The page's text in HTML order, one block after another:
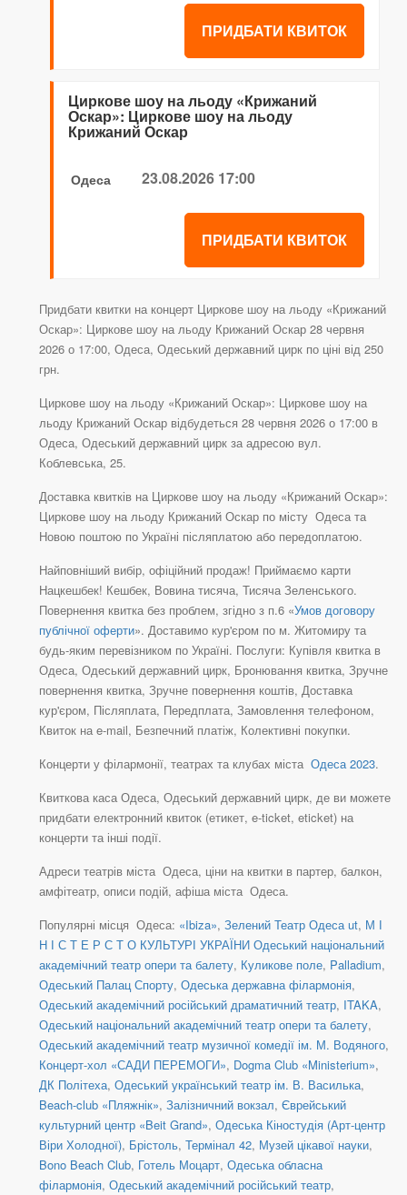
ПРИДБАТИ КВИТОК
Циркове шоу на льоду «Крижаний
Оскар»: Циркове шоу на льоду
Крижаний Оскар
Одеса 23.08.2026 17:00
ПРИДБАТИ КВИТОК
Придбати квитки на концерт Циркове шоу на льоду «Крижаний
Оскар»: Циркове шоу на льоду Крижаний Оскар 28 червня
2026 о 17:00, Одеса, Одеський державний цирк по ціні від 250
грн.
Циркове шоу на льоду «Крижаний Оскар»: Циркове шоу на
льоду Крижаний Оскар відбудеться 28 червня 2026 о 17:00 в
Одеса, Одеський державний цирк за адресою вул.
Коблевська, 25.
Доставка квитків на Циркове шоу на льоду «Крижаний Оскар»:
Циркове шоу на льоду Крижаний Оскар по місту Одеса та
Новою поштою по Україні післяплатою або передоплатою.
Найповніший вибір, офіційний продаж! Приймаємо карти
Нацкешбек! Кешбек, Вовина тисяча, Тисяча Зеленського.
Повернення квитка без проблем, згідно з п.6 «Умов договору
публічної оферти». Доставимо кур'єром по м. Житомиру та
будь-яким перевізником по Україні. Послуги: Купівля квитка в
Одеса, Одеський державний цирк, Бронювання квитка, Зручне
повернення квитка, Зручне повернення коштів, Доставка
кур'єром, Післяплата, Передплата, Замовлення телефоном,
Квиток на e-mail, Безпечний платіж, Колективні покупки.
Концерти у філармонії, театрах та клубах міста Одеса 2023.
Квиткова каса Одеса, Одеський державний цирк, де ви можете
придбати електронний квиток (етикет, e-ticket, eticket) на
концерти та інші події.
Адреси театрів міста Одеса, ціни на квитки в партер, балкон,
амфітеатр, описи подій, афіша міста Одеса.
Популярні місця Одеса: «Ibiza», Зелений Театр Одеса ut, М І
Н І С Т Е Р С Т О КУЛЬТУРІ УКРАЇНИ Одеський національний
академічний театр опери та балету, Куликове поле, Palladium,
Одеський Палац Спорту, Одеська державна філармонія,
Одеський академічний російський драматичний театр, ITAKA,
Одеський національний академічний театр опери та балету,
Одеський академічний театр музичної комедії ім. М. Водяного,
Концерт-хол «САДИ ПЕРЕМОГИ», Dogma Club «Ministerium»,
ДК Політеха, Одеський український театр ім. В. Василька,
Beach-club «Пляжнік», Залізничний вокзал, Єврейський
культурний центр «Beit Grand», Одеська Кіностудія (Арт-центр
Віри Холодної), Брістоль, Термінал 42, Музей цікавої науки,
Bono Beach Club, Готель Моцарт, Одеська обласна
філармонія, Одеський академічний російський театр,